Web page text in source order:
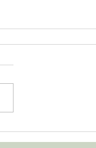
si este es
en reconstruir la